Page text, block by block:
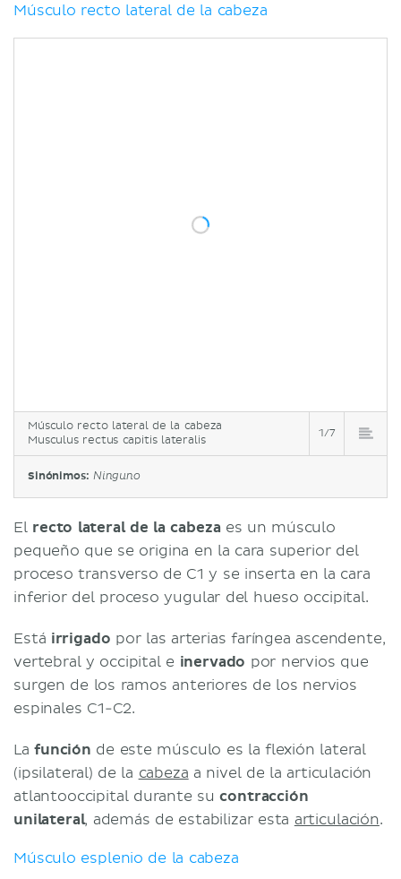
Músculo recto lateral de la cabeza
Músculo recto lateral de la cabeza
Musculus rectus capitis lateralis
1/7
Sinónimos: Ninguno
El recto lateral de la cabeza es un músculo
pequeño que se origina en la cara superior del
proceso transverso de C1 y se inserta en la cara
inferior del proceso yugular del hueso occipital.
Está irrigado por las arterias faríngea ascendente,
vertebral y occipital e inervado por nervios que
surgen de los ramos anteriores de los nervios
espinales C1-C2.
Lafunción de este músculo es la flexión lateral
(ipsilateral) de la cabeza a nivel de la articulación
atlantooccipital durante sucontracción
unilateral, además de estabilizar esta articulación.
Músculo esplenio de la cabeza